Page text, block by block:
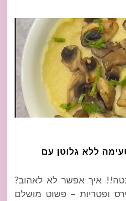
ללא גלוטן עם
איך אפשר לא לאהוב?
ופטריות – פשוט מושלם